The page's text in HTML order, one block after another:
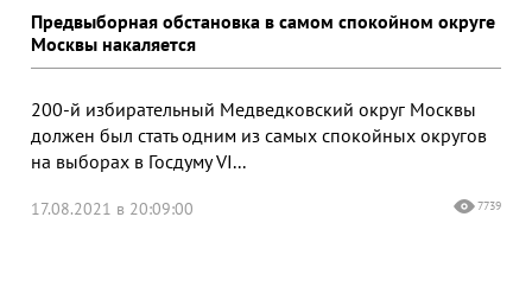
Предвыборная обстановка в самом спокойном округе
Москвы накаляется
200-й избирательный Медведковский округ Москвы
должен был стать одним из самых спокойных округов
на выборах в Госдуму VI...
17.08.2021 в 20:09:00 7739